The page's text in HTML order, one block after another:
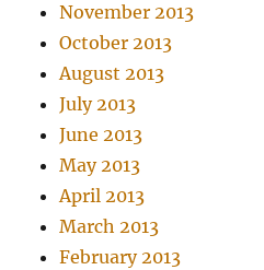
November 2013
October 2013
August 2013
July 2013
June 2013
May 2013
April 2013
March 2013
February 2013